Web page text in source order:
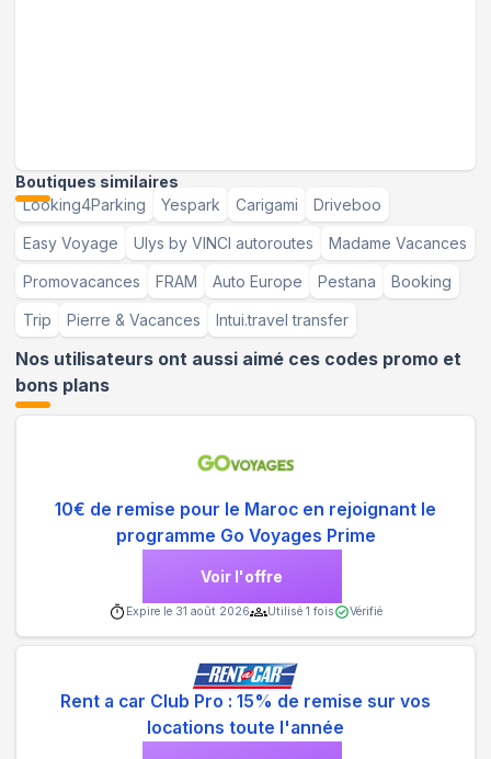
Boutiques similaires
Looking4Parking
Yespark Carigami Driveboo
Easy Voyage Ulys by VINCI autoroutes Madame Vacances
Promovacances FRAM Auto Europe Pestana Booking
Trip Pierre & Vacances Intui.travel transfer
Nos utilisateurs ont aussi aimé ces codes promo et
bons plans
10€ de remise pour le Maroc en rejoignant le
programme Go Voyages Prime
Voir l'offre
Expire le 31 août 2026 Utilisé 1 fois Vérifié
Rent a car Club Pro : 15% de remise sur vos
locations toute l'année